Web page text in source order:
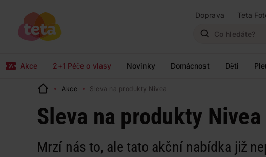
Doprava Teta
Akce 2+1 Péče o vlasy Novinky Domácnost Děti
Akce Sleva na produkty Nivea
Sleva na produkty Nivea
Mrzí nás to, ale tato akční nabídka již